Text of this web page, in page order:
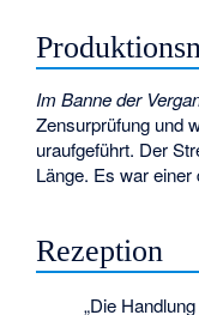
Im Banne der
Zensurprüfung und
uraufgeführt. Der
Länge. Es war
Rezeption
„Die